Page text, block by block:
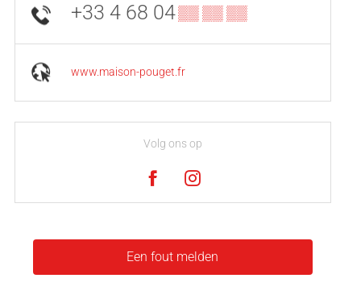
+33 4 68 04▒▒ ▒▒ ▒▒
www.maison-pouget.fr
Volg ons op
Een fout melden